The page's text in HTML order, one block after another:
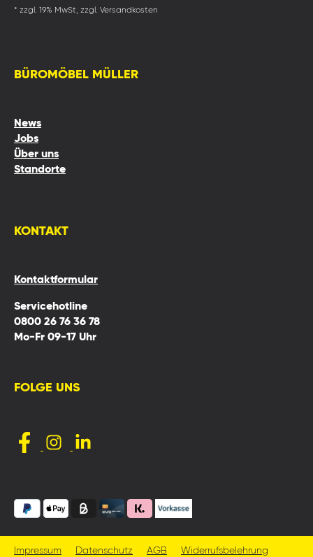
* zzgl. 19% MwSt, zzgl. Versandkosten
BÜROMÖBEL MÜLLER
News
Jobs
Über uns
Standorte
KONTAKT
Kontaktformular
Servicehotline
0800 26 76 36 78
Mo-Fr 09-17 Uhr
FOLGE UNS
Impressum Datenschutz AGB Widerrufsbelehrung